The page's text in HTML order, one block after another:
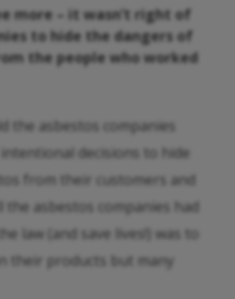
more – it wasn’t right of
to hide the dangers of
the people who worked
the asbestos companies
decisions to hide
from their customers and
asbestos companies had
law (and save lives!) was to
their products but many